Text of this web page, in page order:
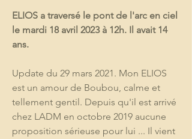
ELIOS a traversé le pont de l'arc en ciel
le mardi 18 avril 2023 à 12h. Il avait 14
ans.
Update du 29 mars 2021. Mon ELIOS
est un amour de Boubou, calme et
tellement gentil. Depuis qu'il est arrivé
chez LADM en octobre 2019 aucune
proposition sérieuse pour lui ... Il vient